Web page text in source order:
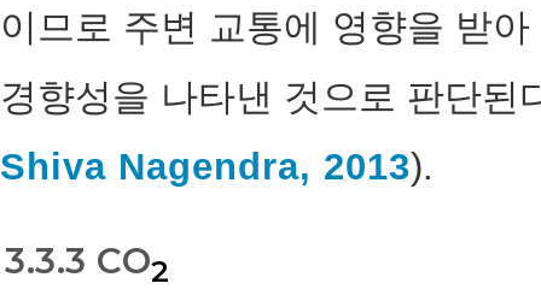
이므로 주변 교통에 영향을 받
경향성을 나타낸 것으로 판단된
Shiva Nagendra, 2013).
3.3.3 CO2